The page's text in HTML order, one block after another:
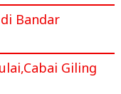
Bandar
Giling